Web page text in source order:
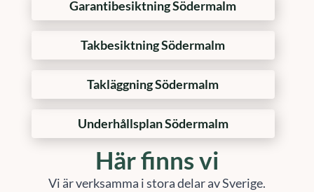
Garantibesiktning Södermalm
Takbesiktning Södermalm
Takläggning Södermalm
Underhållsplan Södermalm
Här finns vi
Vi är verksamma i stora delar av Sverige.